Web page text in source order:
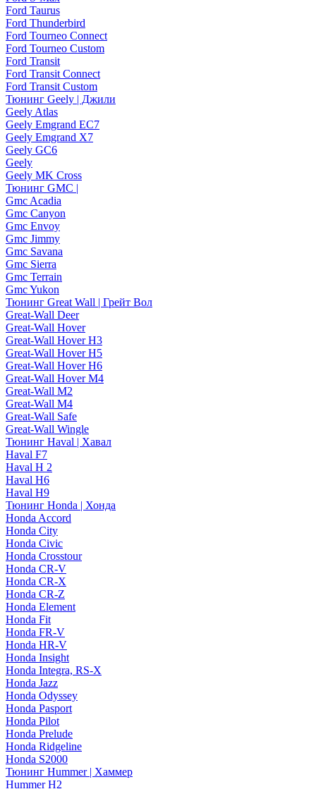
Ford Taurus
Ford Thunderbird
Ford Tourneo Connect
Ford Tourneo Custom
Ford Transit
Ford Transit Connect
Ford Transit Custom
Тюнинг Geely | Джили
Geely Atlas
Geely Emgrand EC7
Geely Emgrand X7
Geely GC6
Geely
Geely MK Cross
Тюнинг GMC |
Gmc Acadia
Gmc Canyon
Gmc Envoy
Gmc Jimmy
Gmc Savana
Gmc Sierra
Gmc Terrain
Gmc Yukon
Тюнинг Great Wall | Грейт Вол
Great-Wall Deer
Great-Wall Hover
Great-Wall Hover H3
Great-Wall Hover H5
Great-Wall Hover H6
Great-Wall Hover M4
Great-Wall M2
Great-Wall M4
Great-Wall Safe
Great-Wall Wingle
Тюнинг Haval | Хавал
Haval F7
Haval H 2
Haval H6
Haval H9
Тюнинг Honda | Хонда
Honda Accord
Honda City
Honda Civic
Honda Crosstour
Honda CR-V
Honda CR-X
Honda CR-Z
Honda Element
Honda Fit
Honda FR-V
Honda HR-V
Honda Insight
Honda Integra, RS-X
Honda Jazz
Honda Odyssey
Honda Pasport
Honda Pilot
Honda Prelude
Honda Ridgeline
Honda S2000
Тюнинг Hummer | Хаммер
Hummer H2